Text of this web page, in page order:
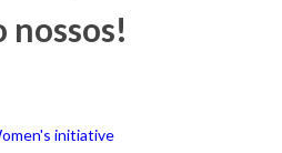
nossos!